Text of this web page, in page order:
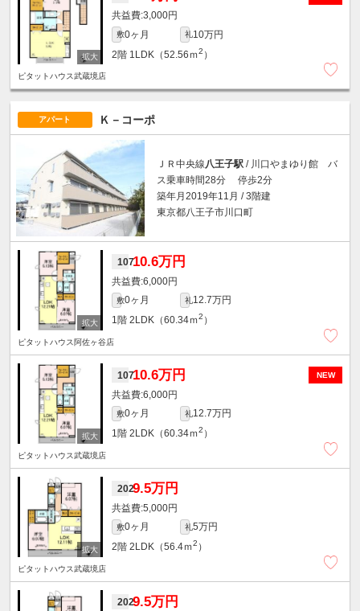
3,000円
敷0ヶ月 礼10万円
2階 1LDK（52.56ｍ2 ）
ピタットハウス武蔵境店
アパート Ｋ－コーポ
ＪＲ中央線八王子駅 / 川口やまゆり館 バ
ス乗車時間28分 停歩2分
築年月2019年11月 / 3階建
東京都八王子市川口町
10710.6万円
6,000円
敷0ヶ月 礼12.7万円
1階 2LDK（60.34ｍ2 ）
ピタットハウス阿佐ヶ谷店
NEW
10710.6万円
6,000円
敷0ヶ月 礼12.7万円
1階 2LDK（60.34ｍ2 ）
ピタットハウス武蔵境店
2029.5万円
5,000円
敷0ヶ月 礼5万円
2階 2LDK（56.4ｍ2 ）
ピタットハウス武蔵境店
2029.5万円